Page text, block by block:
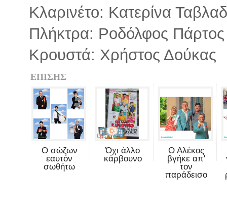
Κλαρινέτο: Κατερίνα
Πλήκτρα: Ροδόλφος Πάρτος
Κρουστά: Χρήστος Δούκας
ΕΠΙΣΗΣ
Ο σώζων
εαυτόν
σωθήτω
Όχι άλλο
κάρβουνο
Ο Αλέκος
βγήκε απ'
τον
παράδεισο